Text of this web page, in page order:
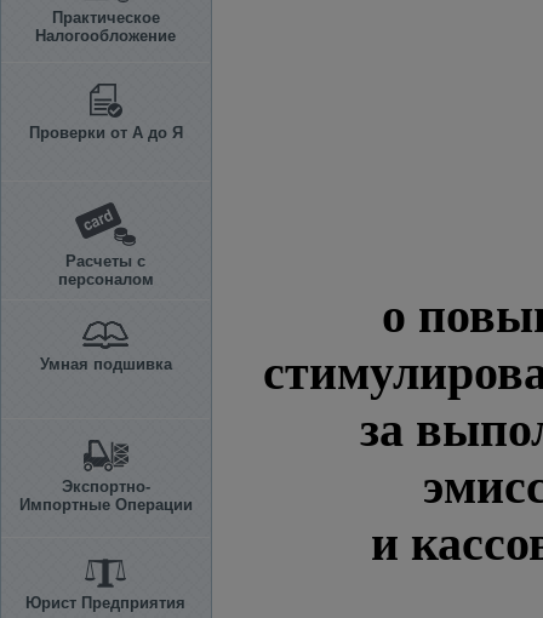
Практическое
Налогообложение
Проверки от А до Я
Расчеты с
персоналом
Умная подшивка
Экспортно-
Импортные Операции
Юрист Предприятия
о
за
и